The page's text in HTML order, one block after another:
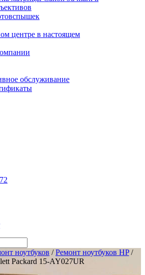
центре в настоящем
обслуживание
ноутбуков /Ремонт ноутбуков HP/
Packard 15-AY027UR